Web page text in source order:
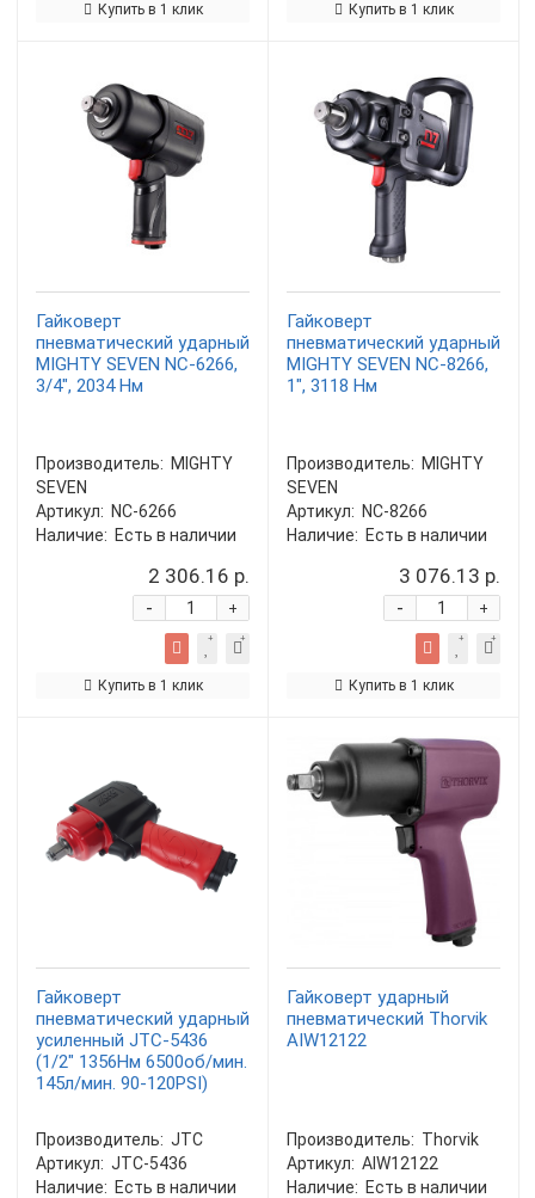
Купить в 1 клик Купить в 1 клик
Гайковерт
пневматический ударный
MIGHTY SEVEN NC-6266,
3/4", 2034 Нм
Производитель: MIGHTY
SEVEN
Артикул: NC-6266
Наличие: Есть в наличии
2 306.16 р.
+
-
Купить в 1 клик
Гайковерт
пневматический ударный
MIGHTY SEVEN NC-8266,
1", 3118 Нм
Производитель: MIGHTY
SEVEN
Артикул: NC-8266
Наличие: Есть в наличии
3 076.13 р.
+
-
Купить в 1 клик
Гайковерт
пневматический ударный
усиленный JTC-5436
(1/2" 1356Hм 6500об/мин.
145л/мин. 90-120PSI)
Производитель: JTC
Артикул: JTC-5436
Наличие: Есть в наличии
Гайковерт ударный
пневматический Thorvik
AIW12122
Производитель: Thorvik
Артикул: AIW12122
Наличие: Есть в наличии